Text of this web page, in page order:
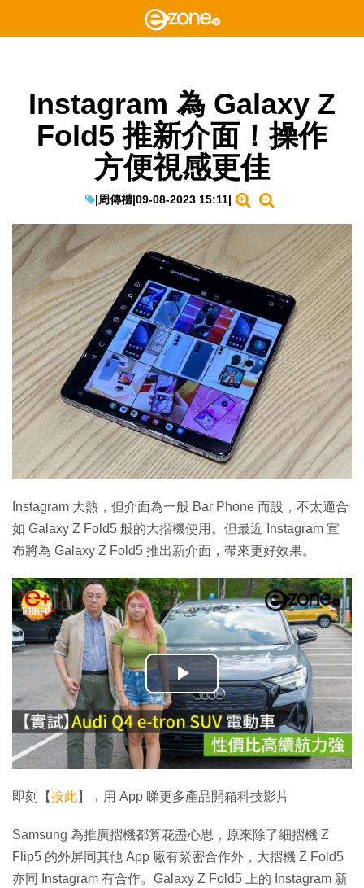
Instagram 為 Galaxy Z
Fold5 推新介面！操作
方便視感更佳
|周傳禮|09-08-2023 15:11|
Instagram 大熱，但介面為一般 Bar Phone 而設，不太適合
如 Galaxy Z Fold5 般的大摺機使用。但最近 Instagram 宣
布將為 Galaxy Z Fold5 推出新介面，帶來更好效果。
播
放
影
片
即刻【按此】，用 App 睇更多產品開箱科技影片
Samsung 為推廣摺機都算花盡心思，原來除了細摺機 Z
Flip5 的外屏同其他 App 廠有緊密合作外，大摺機 Z Fold5
亦同 Instagram 有合作。Galaxy Z Fold5 上的 Instagram 新